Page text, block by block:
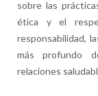
sobre las
ética y el
responsabilidad,
más profundo
relaciones